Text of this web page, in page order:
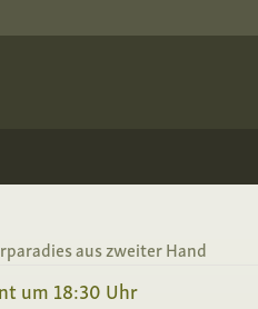
aus zweiter Hand
um 18:30 Uhr